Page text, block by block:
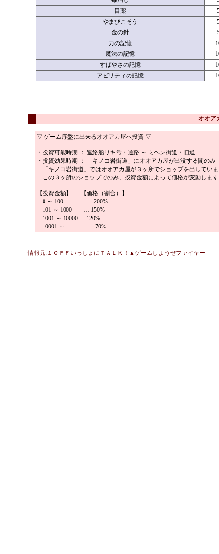
目薬
やまびこそう
金の針
力の記憶
魔法の記憶
すばやさの記憶
アビリティの記憶
オオア
▽ ゲーム序盤に出来るオオアカ屋へ投資 ▽
・投資可能時期 ： 連絡船リキ号・通路 ～ ミヘン街道・旧道
・投資効果時期 ： 「キノコ岩街道」にオオアカ屋が出没する間のみ
「キノコ岩街道」ではオオアカ屋が３ヶ所でショップを出してい
この３ヶ所のショップでのみ、投資金額によって価格が変動しま
【投資金額】 … 【価格（割合）】
0 ～ 100 … 200%
101 ～ 1000 … 150%
1001 ～ 10000 … 120%
10001 ～ … 70%
情報元:１０ＦＦいっしょにＴＡＬＫ！ ▲ゲームしようぜファイヤー